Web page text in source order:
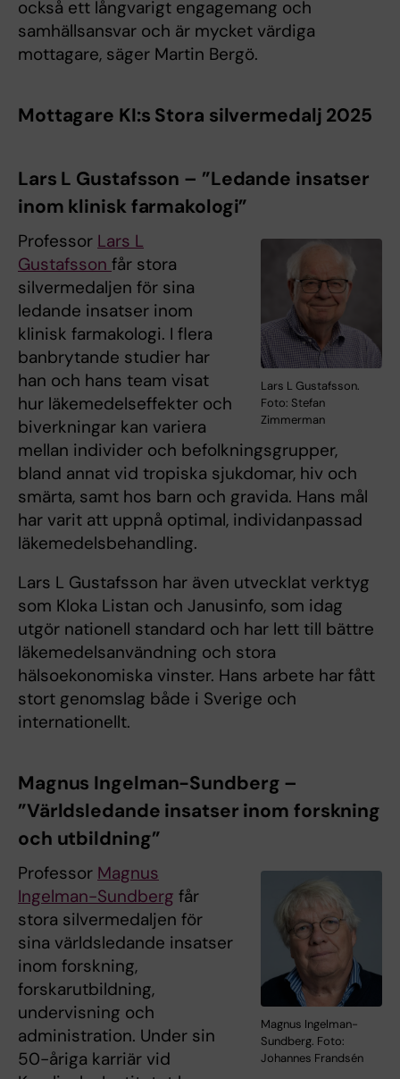
också ett långvarigt engagemang och
samhällsansvar och är mycket värdiga
mottagare, säger Martin Bergö.
Mottagare KI:s Stora silvermedalj 2025
Lars L Gustafsson – ”Ledande insatser
inom klinisk farmakologi”
Lars L Gustafsson.
Foto: Stefan
Zimmerman
Professor Lars L
Gustafsson får stora
silvermedaljen för sina
ledande insatser inom
klinisk farmakologi. I flera
banbrytande studier har
han och hans team visat
hur läkemedelseffekter och
biverkningar kan variera
mellan individer och befolkningsgrupper,
bland annat vid tropiska sjukdomar, hiv och
smärta, samt hos barn och gravida. Hans mål
har varit att uppnå optimal, individanpassad
läkemedelsbehandling.
Lars L Gustafsson har även utvecklat verktyg
som Kloka Listan och Janusinfo, som idag
utgör nationell standard och har lett till bättre
läkemedelsanvändning och stora
hälsoekonomiska vinster. Hans arbete har fått
stort genomslag både i Sverige och
internationellt.
Magnus Ingelman-Sundberg –
”Världsledande insatser inom forskning
och utbildning”
Magnus Ingelman-
Sundberg. Foto:
Johannes Frandsén
Professor Magnus
Ingelman-Sundberg får
stora silvermedaljen för
sina världsledande insatser
inom forskning,
forskarutbildning,
undervisning och
administration. Under sin
50-åriga karriär vid